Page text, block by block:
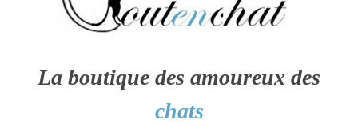
La boutique des amoureux des
chats